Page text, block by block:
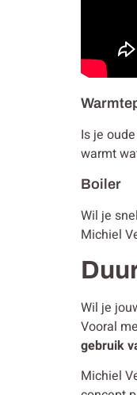
Is je
warmt
Boiler
Wil je
Michiel
Wil je
Vooral
gebruik
Michiel